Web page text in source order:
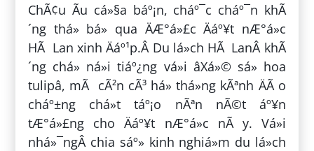
ChÃ¢u Ãu cá»§a báº¡n, cháº¯c cháº¯n khÃ
´ng thá» bá» qua ÄÆ°á»£c Äáº¥t nÆ°á»c
HÃ Lan xinh Äáº¹p.Â Du lá»ch HÃ LanÂ khÃ
´ng chá» ná»i tiáº¿ng vá»i âXá»© sá» hoa
tulipâ, mÃ cÃ²n cÃ³ há» thá»ng kÃªnh ÄÃ o
cháº±ng chá»t táº¡o nÃªn nÃ©t áº¥n
tÆ°á»£ng cho Äáº¥t nÆ°á»c nÃ y. Vá»i
nhá»¯ngÂ chia sáº» kinh nghiá»m du lá»ch